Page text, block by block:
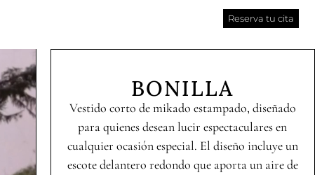
Reserva tu cita
BONILLA
Vestido corto de mikado estampado, diseñado
para quienes desean lucir espectaculares en
cualquier ocasión especial. El diseño incluye un
escote delantero redondo que aporta un aire de